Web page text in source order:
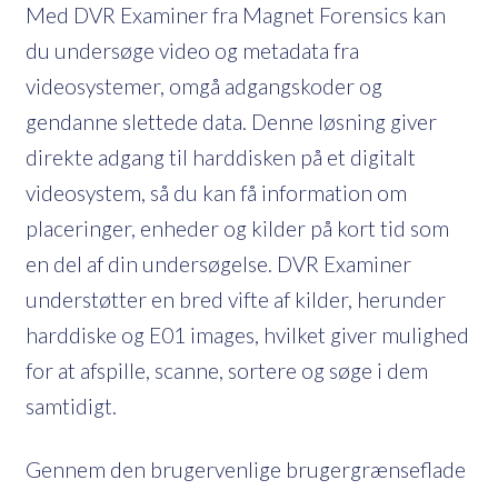
Med DVR Examiner fra Magnet Forensics kan
du undersøge video og metadata fra
videosystemer, omgå adgangskoder og
gendanne slettede data. Denne løsning giver
direkte adgang til harddisken på et digitalt
videosystem, så du kan få information om
placeringer, enheder og kilder på kort tid som
en del af din undersøgelse. DVR Examiner
understøtter en bred vifte af kilder, herunder
harddiske og E01 images, hvilket giver mulighed
for at afspille, scanne, sortere og søge i dem
samtidigt.
Gennem den brugervenlige brugergrænseflade